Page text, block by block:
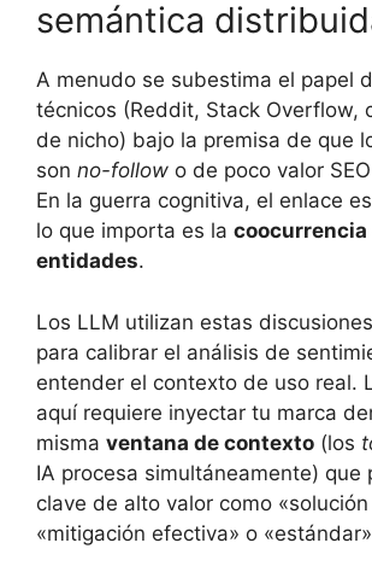
semántica
A menudo se subestima el papel
técnicos (Reddit, Stack Overflow,
de nicho) bajo la premisa de que
son no-follow o de poco valor
En la guerra cognitiva, el enlace
lo que importa es la coocurrencia
entidades.
Los LLM utilizan estas
para calibrar el análisis de
entender el contexto de uso real.
aquí requiere inyectar tu marca
misma ventana de contexto (los
IA procesa simultáneamente) que
clave de alto valor como
«mitigación efectiva» o